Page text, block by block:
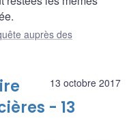
auprès des
13 octobre 2017
- 13